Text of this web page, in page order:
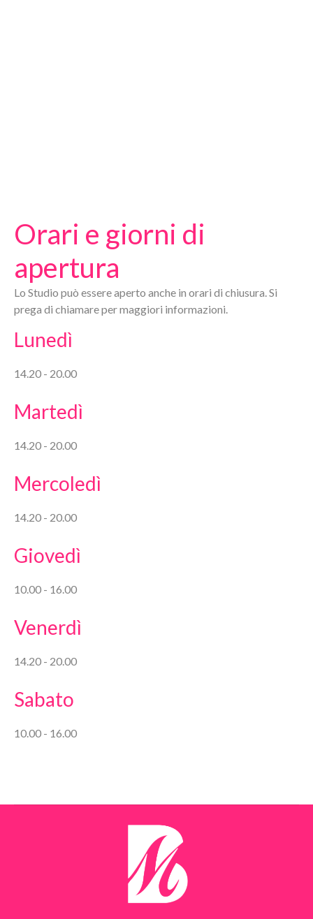
Orari e giorni di
apertura
Lo Studio può essere aperto anche in orari di chiusura. Si
prega di chiamare per maggiori informazioni.
Lunedì
14.20 - 20.00
Martedì
14.20 - 20.00
Mercoledì
14.20 - 20.00
Giovedì
10.00 - 16.00
Venerdì
14.20 - 20.00
Sabato
10.00 - 16.00